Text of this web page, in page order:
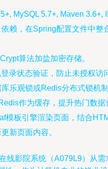
MySQL 5.7+, Maven 3.6+,
依赖，在Spring配置文件中
算法加盐加密存储。
录状态验证，防止未授权访
乐观锁或Redis分布式锁机制
作为缓存，提升热门数据
模板引擎渲染页面，结合
新页面内容。
线影院系统（A079L9）从